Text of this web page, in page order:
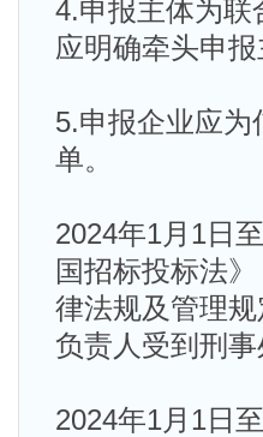
4.申报主体为联
应明确牵头申
5.申报企业应
单。
2024年1月1日
国招标投标法
律法规及管理
负责人受到刑事
2024年1月1日